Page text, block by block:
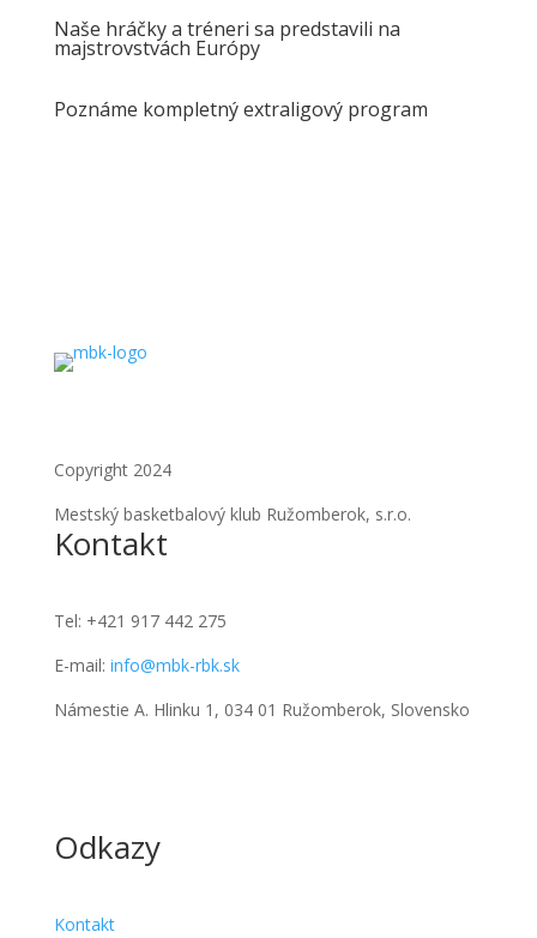
Naše hráčky a tréneri sa predstavili na
majstrovstvách Európy
Poznáme kompletný extraligový program
Copyright 2024
Mestský basketbalový klub Ružomberok, s.r.o.
Kontakt
Tel: +421 917 442 275
E-mail: info@mbk-rbk.sk
Námestie A. Hlinku 1, 034 01 Ružomberok, Slovensko
Odkazy
Kontakt